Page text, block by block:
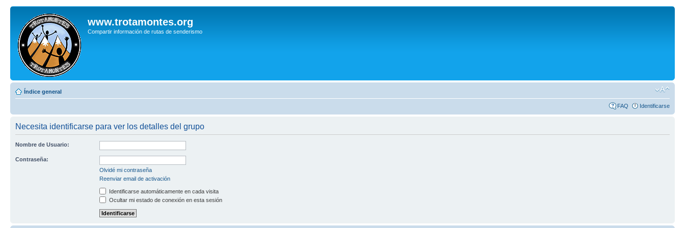
www.trotamontes.org
Compartir información de rutas de senderismo
Índice general
FAQ Identificarse
Necesita identificarse para ver los detalles del grupo
Nombre de Usuario:
Contraseña:
Olvidé mi contraseña
Reenviar email de activación
Identificarse automáticamente en cada visita
Ocultar mi estado de conexión en esta sesión